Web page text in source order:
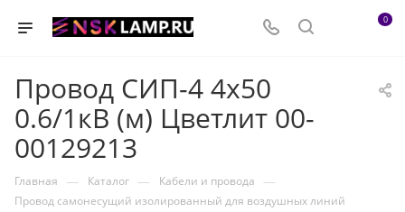
0
Провод СИП-4 4х50
0.6/1кВ (м) Цветлит 00-
00129213
Главная — Каталог — Кабели и провода —
Провод самонесущий изолированный для воздушных линий